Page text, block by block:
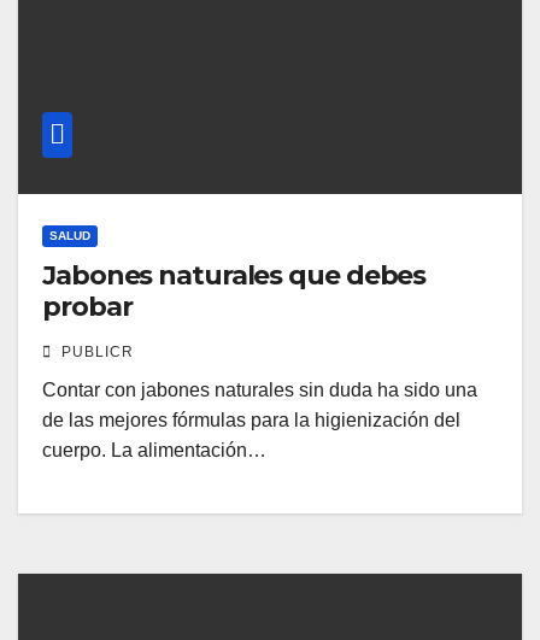
SALUD
Jabones naturales que debes
probar
PUBLICR
Contar con jabones naturales sin duda ha sido una
de las mejores fórmulas para la higienización del
cuerpo. La alimentación…